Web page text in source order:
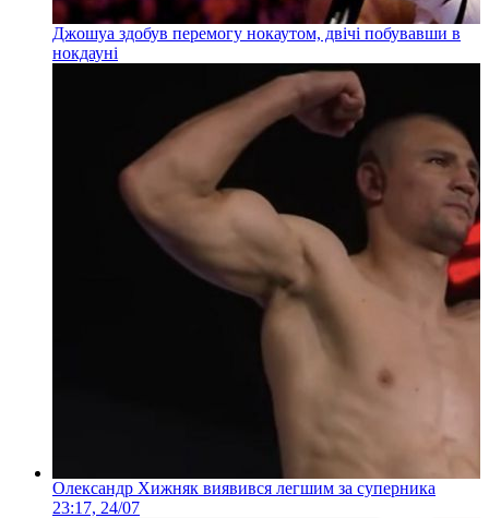
Джошуа здобув перемогу нокаутом, двічі побувавши в
нокдауні
Олександр Хижняк виявився легшим за суперника
23:17, 24/07